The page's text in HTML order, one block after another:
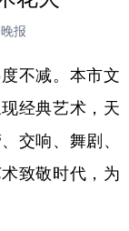
教育
体育
军事
报
不减。本市文
经典艺术，天
交响、舞剧、
致敬时代，为